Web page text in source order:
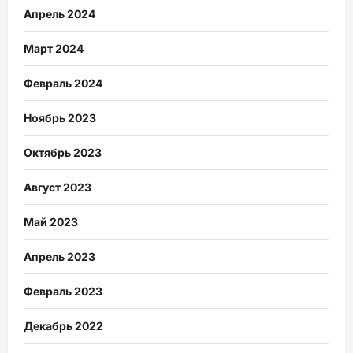
Апрель 2024
Март 2024
Февраль 2024
Ноябрь 2023
Октябрь 2023
Август 2023
Май 2023
Апрель 2023
Февраль 2023
Декабрь 2022